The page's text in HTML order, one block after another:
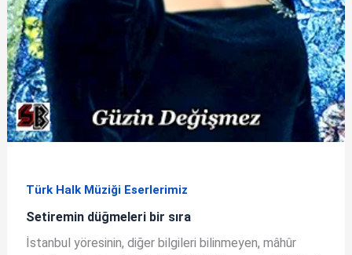
Türk Halk Müziği Eserlerimiz
Setiremin düğmeleri bir sıra
İstanbul yöresinin, diğer bilgileri bilinmeyen, mâhûr